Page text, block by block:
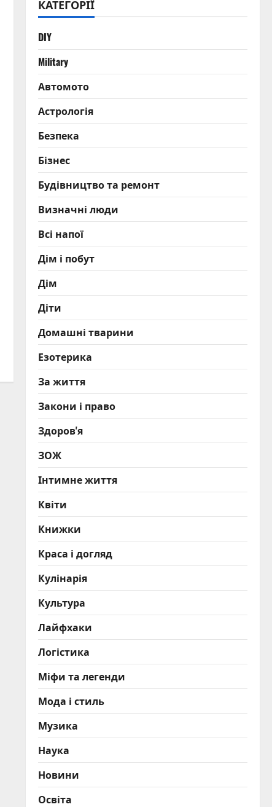
КАТЕГОРІЇ
DIY
Military
Автомото
Астрологія
Безпека
Бізнес
Будівництво та ремонт
Визначні люди
Всі напої
Дім і побут
Дім
Діти
Домашні тварини
Езотерика
За життя
Закони і право
Здоров'я
ЗОЖ
Інтимне життя
Квіти
Книжки
Краса і догляд
Кулінарія
Культура
Лайфхаки
Логістика
Міфи та легенди
Мода і стиль
Музика
Наука
Новини
Освіта